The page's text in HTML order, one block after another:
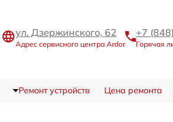
ул. Дзержинского, 62
Адрес сервисного центра Ardor
+7
Горячая
Ремонт устройств Цена ремонта